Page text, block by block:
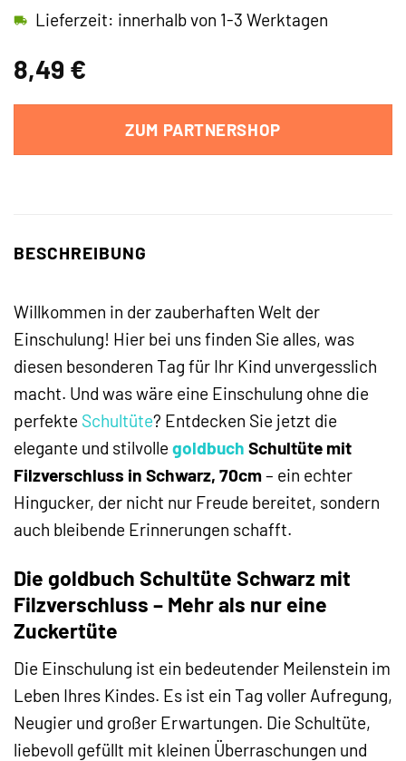
8,49 €
Lieferzeit: innerhalb von 1-3 Werktagen
ZUM PARTNERSHOP
BESCHREIBUNG
Willkommen in der zauberhaften Welt der
Einschulung! Hier bei uns finden Sie alles, was
diesen besonderen Tag für Ihr Kind unvergesslich
macht. Und was wäre eine Einschulung ohne die
perfekte Schultüte? Entdecken Sie jetzt die
elegante und stilvolle goldbuch Schultüte mit
Filzverschluss in Schwarz, 70cm– ein echter
Hingucker, der nicht nur Freude bereitet, sondern
auch bleibende Erinnerungen schafft.
Die goldbuch Schultüte Schwarz mit
Filzverschluss – Mehr als nur eine
Zuckertüte
Die Einschulung ist ein bedeutender Meilenstein im
Leben Ihres Kindes. Es ist ein Tag voller Aufregung,
Neugier und großer Erwartungen. Die Schultüte,
liebevoll gefüllt mit kleinen Überraschungen und